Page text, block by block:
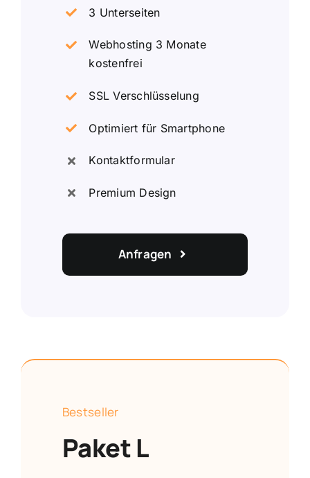
3 Unterseiten
Webhosting 3 Monate
kostenfrei
SSL Verschlüsselung
Optimiert für Smartphone
Kontaktformular
Premium Design
Anfragen
Bestseller
Paket L